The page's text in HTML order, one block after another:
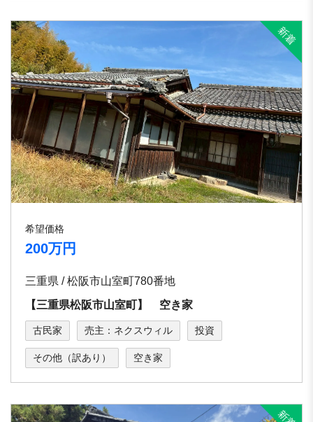
希望価格
200万円
三重県 / 松阪市山室町780番地
【三重県松阪市山室町】 空き家
古民家 売主：ネクスウィル 投資
その他（訳あり） 空き家